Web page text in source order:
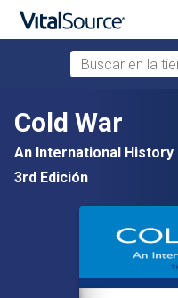
Saltar al contenido
Buscar en la
Cold War
An International History
3rd Edición